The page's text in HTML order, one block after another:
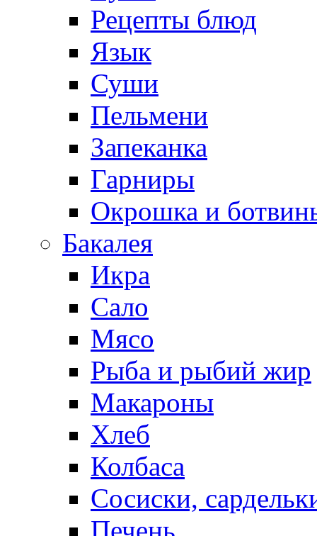
Рецепты блюд
Язык
Суши
Пельмени
Запеканка
Гарниры
Окрошка и
Бакалея
Икра
Сало
Мясо
Рыба и рыбий жир
Макароны
Хлеб
Колбаса
Сосиски,